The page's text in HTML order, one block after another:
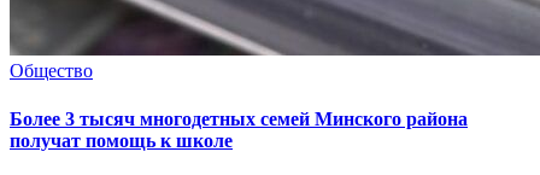
Общество
Более 3 тысяч многодетных семей Минского района
получат помощь к школе